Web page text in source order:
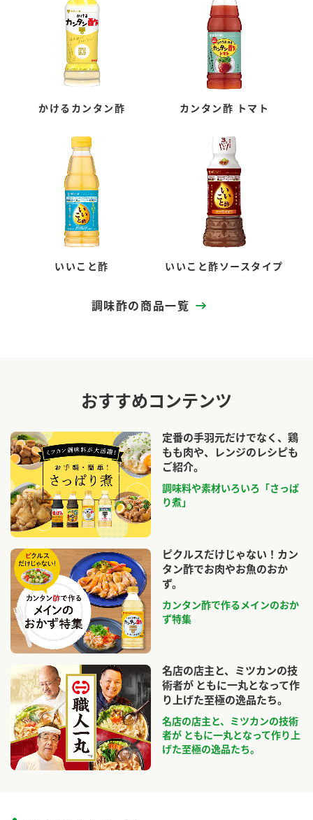
かけるカンタン酢 カンタン酢 トマト
いいこと酢 いいこと酢ソースタイプ
調味酢の商品一覧
おすすめコンテンツ
定番の手羽元だけでなく、鶏
もも肉や、レンジのレシピも
ご紹介。
調味料や素材いろいろ「さっぱ
り煮」
ピクルスだけじゃない！カン
タン酢でお肉やお魚のおか
ず。
カンタン酢で作るメインのおか
ず特集
名店の店主と、ミツカンの技
術者が ともに一丸となって作
り上げた至極の逸品たち。
名店の店主と、ミツカンの技術
者が ともに一丸となって作り上
げた至極の逸品たち。